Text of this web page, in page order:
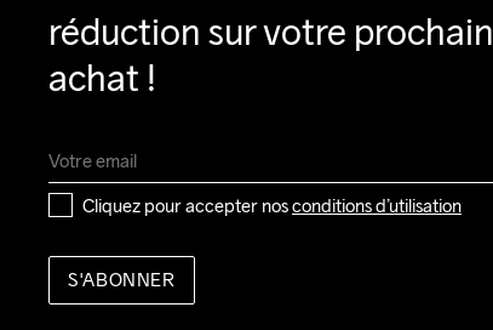
réduction sur votre prochain
achat !
Cliquez pour accepter nos conditions d’utilisation
S'ABONNER